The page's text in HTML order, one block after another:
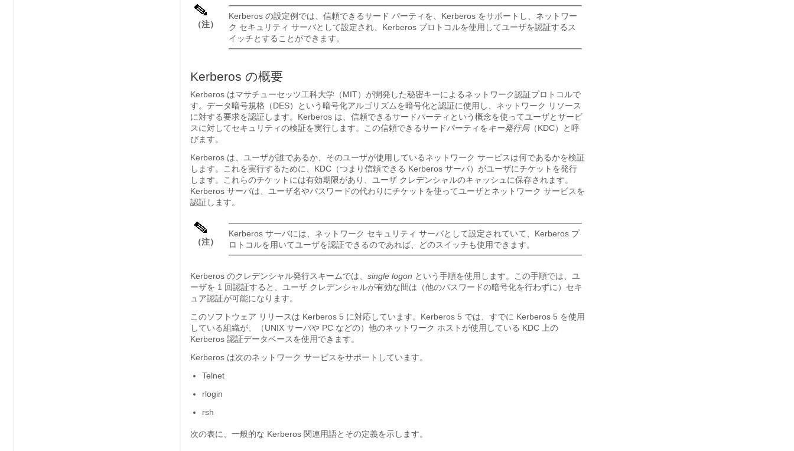
（注）
Kerberos の設定例では、信頼できるサード パーティを、Kerberos をサポートし、ネットワー
ク セキュリティ サーバとして設定され、Kerberos プロトコルを使用してユーザを認証するス
イッチとすることができます。
Kerberos の概要
Kerberos はマサチューセッツ工科大学（MIT）が開発した秘密キーによるネットワーク認証プロトコルで
す。データ暗号規格（DES）という暗号化アルゴリズムを暗号化と認証に使用し、ネットワーク リソース
に対する要求を認証します。Kerberos は、信頼できるサードパーティという概念を使ってユーザとサービ
スに対してセキュリティの検証を実行します。この信頼できるサードパーティをキー発行局（KDC）と呼
びます。
Kerberos は、ユーザが誰であるか、そのユーザが使用しているネットワーク サービスは何であるかを検証
します。これを実行するために、KDC（つまり信頼できる Kerberos サーバ）がユーザにチケットを発行
します。これらのチケットには有効期限があり、ユーザ クレデンシャルのキャッシュに保存されます。
Kerberos サーバは、ユーザ名やパスワードの代わりにチケットを使ってユーザとネットワーク サービスを
認証します。
（注）
Kerberos サーバには、ネットワーク セキュリティ サーバとして設定されていて、Kerberos プ
ロトコルを用いてユーザを認証できるのであれば、どのスイッチも使用できます。
Kerberos のクレデンシャル発行スキームでは、 single logon という手順を使用します。この手順では、ユ
ーザを 1 回認証すると、ユーザ クレデンシャルが有効な間は（他のパスワードの暗号化を行わずに）セキ
ュア認証が可能になります。
このソフトウェア リリースは Kerberos 5 に対応しています。Kerberos 5 では、すでに Kerberos 5 を使用
している組織が、（UNIX サーバや PC などの）他のネットワーク ホストが使用している KDC 上の
Kerberos 認証データベースを使用できます。
Kerberos は次のネットワーク サービスをサポートしています。
Telnet
rlogin
rsh
次の表に、一般的な Kerberos 関連用語とその定義を示します。